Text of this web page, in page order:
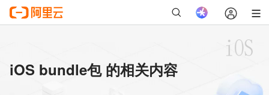
iOS bundle包 的相关内容